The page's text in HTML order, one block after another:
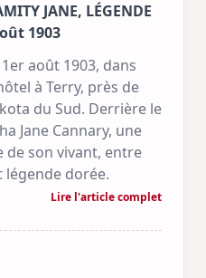
JANE, LÉGENDE
1903
août 1903, dans
à Terry, près de
du Sud. Derrière le
Jane Cannary, une
de son vivant, entre
légende dorée.
Lire l'article complet